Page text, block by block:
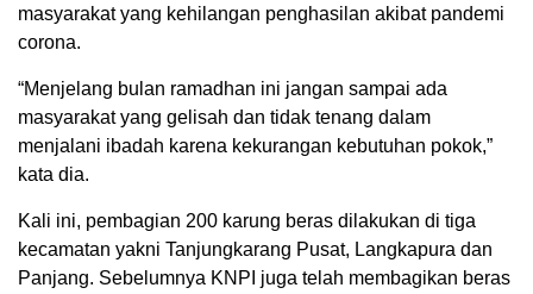
masyarakat yang kehilangan penghasilan akibat pandemi
corona.
“Menjelang bulan ramadhan ini jangan sampai ada
masyarakat yang gelisah dan tidak tenang dalam
menjalani ibadah karena kekurangan kebutuhan pokok,”
kata dia.
Kali ini, pembagian 200 karung beras dilakukan di tiga
kecamatan yakni Tanjungkarang Pusat, Langkapura dan
Panjang. Sebelumnya KNPI juga telah membagikan beras